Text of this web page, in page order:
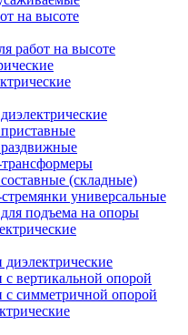
на высоте
работ на высоте
(складные)
универсальные
подъема на опоры
вертикальной опорой
с симметричной опорой